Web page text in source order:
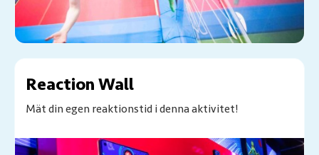
Reaction Wall
Mät din egen reaktionstid i denna aktivitet!